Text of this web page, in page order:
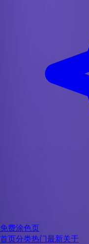
免费涂色页
首页分类热门最新关于